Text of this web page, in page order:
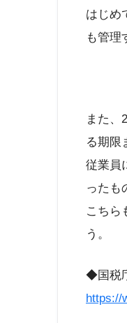
はじめ
も管理
また、
る期限
従業員
ったも
こちら
う。
◆国税
https://